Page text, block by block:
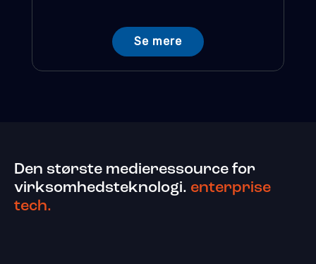
Se mere
Den største medieressource for
virksomhedsteknologi. enterprise
tech.